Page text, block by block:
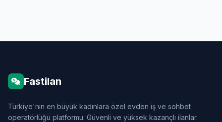
Fastilan
Türkiye'nin en büyük kadınlara özel evden iş ve sohbet
operatörlüğü platformu. Güvenli ve yüksek kazançlı ilanlar.